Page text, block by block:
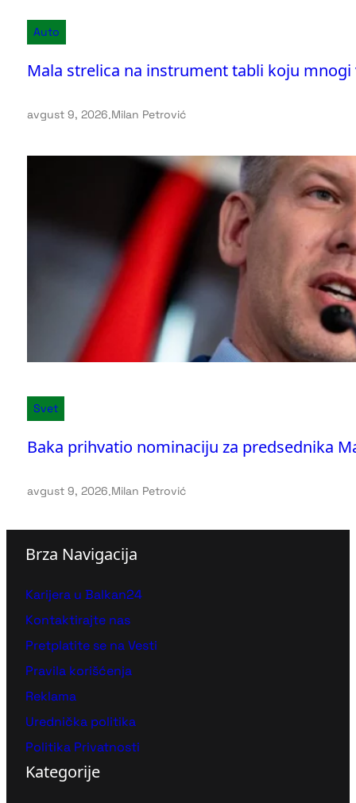
Auto
Mala strelica na instrument tabli koju
avgust 9, 2026.Milan Petrović
Svet
Baka prihvatio nominaciju za predsednika
avgust 9, 2026.Milan Petrović
Brza Navigacija
Karijera u Balkan24
Kontaktirajte nas
Pretplatite se na Vesti
Pravila korišćenja
Reklama
Urednička politika
Politika Privatnosti
Kategorije